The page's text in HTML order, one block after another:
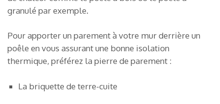
granulé par exemple.
Pour apporter un parement à votre mur derrière un
poêle en vous assurant une bonne isolation
thermique, préférez la pierre de parement :
La briquette de terre-cuite